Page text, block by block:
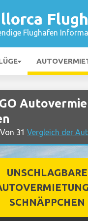
Flughafen
31 Vergleich der
UNSCHLAGBARE
SCHNÄPPCHEN